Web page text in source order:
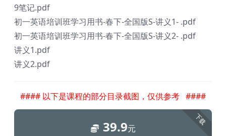
9笔记.pdf
初一英语培训班学习用书-春下-全国版S-讲义1- .pdf
初一英语培训班学习用书-春下-全国版S-讲义2- .pdf
讲义1.pdf
讲义2.pdf
#### 以下是课程的部分目录截图，仅供参考 ####
下载
39.9元